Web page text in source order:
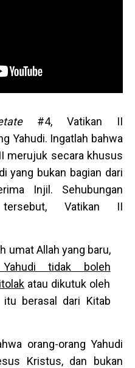
#4, Vatikan II
Yahudi. Ingatlah bahwa
merujuk secara khusus
yang bukan bagian dari
Injil. Sehubungan
tersebut, Vatikan II
umat Allah yang baru,
Yahuditidak boleh
atau dikutuk oleh
itu berasal dari Kitab
orang-orang Yahudi
Kristus, dan bukan